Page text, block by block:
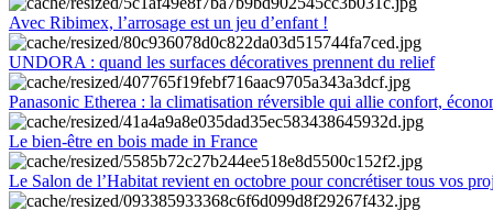
Avec Ribimex, l’arrosage est un jeu d’enfant !
UNDORA : quand les surfaces décoratives prennent du relief
Panasonic Etherea : la climatisation réversible qui allie confort,
Le bien-être en bois made in France
Le Salon de l’Habitat revient en octobre pour concrétiser tous vos